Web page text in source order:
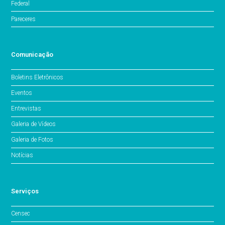
Federal
Pareceres
Comunicação
Boletins Eletrônicos
Eventos
Entrevistas
Galeria de Vídeos
Galeria de Fotos
Notícias
Serviços
Censec